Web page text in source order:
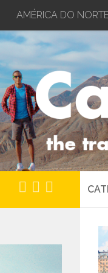
AMÉRICA DO